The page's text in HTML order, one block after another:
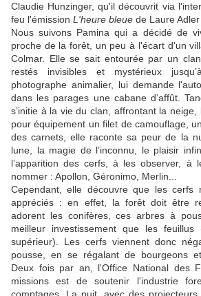
Claudie Hunzinger, qu'il découvrit via
feu l'émission L'heure bleue de Laure Adler
Nous suivons Pamina qui a décidé de
proche de la forêt, un peu à l'écart d'un
Colmar. Elle se sait entourée par un
restés invisibles et mystérieux
photographe animalier, lui demande
dans les parages une cabane d’affût.
s’initie à la vie du clan, affrontant la
pour équipement un filet de camouflage,
des carnets, elle raconte sa peur de la
lune, la magie de l’inconnu, le plaisir
l’apparition des cerfs, à les observer, à
nommer : Apollon, Géronimo, Merlin...
Cependant, elle découvre que les cerfs
appréciés : en effet, la forêt doit être
adorent les conifères, ces arbres à
meilleur investissement que les feuillus
supérieur). Les cerfs viennent donc
pousse, en se régalant de bourgeons
Deux fois par an, l'Office National des
missions est de soutenir l'industrie